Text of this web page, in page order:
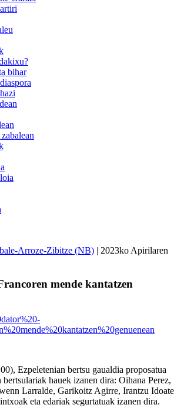
bihar
Arroze-Zibitze (NB) | 2023ko Apirilaren
mende kantatzen
Ezpeletenian bertsu gaualdia proposatua
hauek izanen dira: Oihana Perez,
Larralde, Garikoitz Agirre, Irantzu Idoate
eta edariak segurtatuak izanen dira.